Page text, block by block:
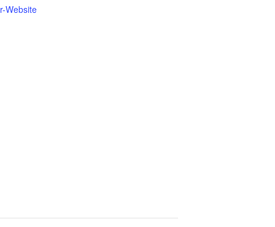
Website